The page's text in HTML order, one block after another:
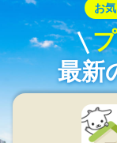
お
最新